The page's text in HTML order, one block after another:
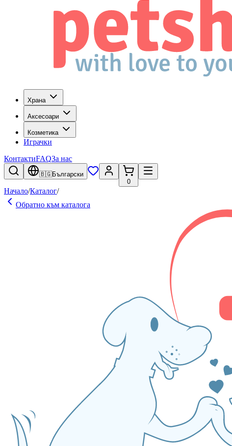
Храна
Аксесоари
Козметика
Играчки
КонтактиFAQЗа нас
🇧🇬Български
0
Начало/Каталог/
Обратно към каталога